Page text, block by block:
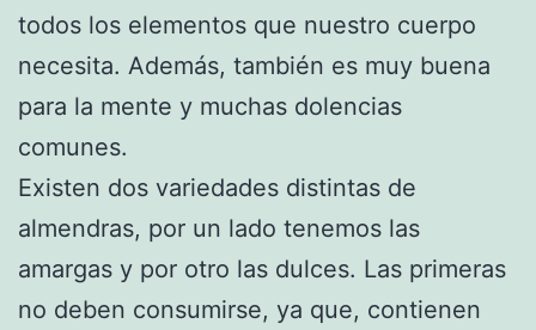
todos los elementos que nuestro cuerpo
necesita. Además, también es muy buena
para la mente y muchas dolencias
comunes.
Existen dos variedades distintas de
almendras, por un lado tenemos las
amargas y por otro las dulces. Las primeras
no deben consumirse, ya que, contienen